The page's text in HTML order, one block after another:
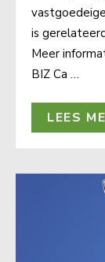
is
Meer
BIZ Ca …
LEES